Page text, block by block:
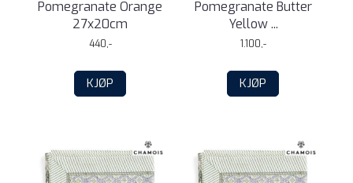
Pomegranate Orange
27x20cm
440,-
KJØP
Pomegranate Butter
Yellow ...
1.100,-
KJØP